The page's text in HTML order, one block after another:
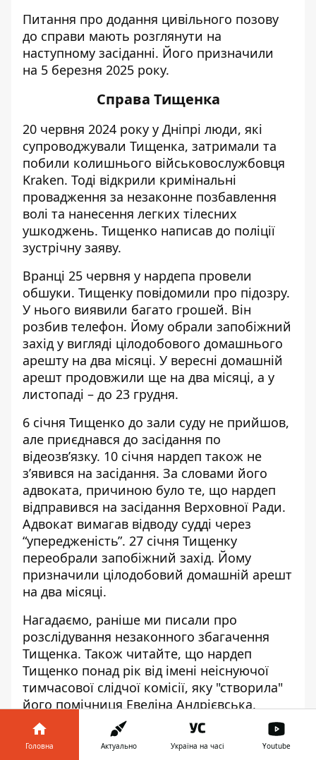
Питання про додання цивільного позову
до справи мають розглянути на
наступному засіданні. Його призначили
на 5 березня 2025 року.
Справа Тищенка
20 червня 2024 року у Дніпрі люди, які
супроводжували Тищенка, затримали та
побили колишнього військовослужбовця
Kraken. Тоді відкрили кримінальні
провадження за незаконне позбавлення
волі та нанесення легких тілесних
ушкоджень. Тищенко написав до поліції
зустрічну заяву.
Вранці 25 червня у нардепа провели
обшуки. Тищенку повідомили про підозру.
У нього виявили багато грошей. Він
розбив телефон. Йому обрали запобіжний
захід у вигляді цілодобового домашнього
арешту на два місяці. У вересні домашній
арешт продовжили ще на два місяці, а у
листопаді – до 23 грудня.
6 січня Тищенко до зали суду не прийшов,
але приєднався до засідання по
відеозв’язку. 10 січня нардеп також не
з’явився на засідання. За словами його
адвоката, причиною було те, що нардеп
відправився на засідання Верховної Ради.
Адвокат вимагав відводу судді через
“упередженість”. 27 січня Тищенку
переобрали запобіжний захід. Йому
призначили цілодобовий домашній арешт
на два місяці.
Нагадаємо, раніше ми писали про
розслідування незаконного збагачення
Тищенка. Також читайте, що нардеп
Тищенко понад рік від імені неіснуючої
тимчасової слідчої комісії, яку "створила"
його помічниця Евеліна Андрієвська,
проводив “рейди”. Крім цього, Інформатор
повідомляв, що одним з учасників нападу
на ексвійськового Kraken був
Головна Актуально Україна на часі Youtube